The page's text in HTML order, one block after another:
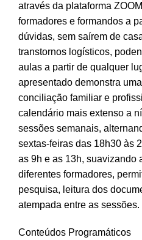
através da plataforma
formadores e formandos a
dúvidas, sem saírem de
transtornos logísticos,
aulas a partir de qualquer
apresentado demonstra
conciliação familiar e
calendário mais extenso a
sessões semanais,
sextas-feiras das 18h30 às
as 9h e as 13h, suavizando
diferentes formadores,
pesquisa, leitura dos
atempada entre as sessões.
Conteúdos Programáticos